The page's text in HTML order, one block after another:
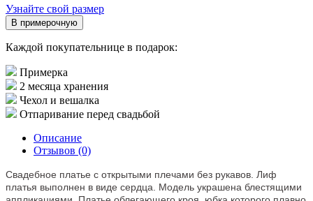
Узнайте свой размер
В примерочную
Каждой покупательнице в подарок:
Примерка
2 месяца хранения
Чехол и вешалка
Отпаривание перед свадьбой
Описание
Отзывов (0)
Свадебное платье с открытыми плечами без рукавов. Лиф
платья выполнен в виде сердца. Модель украшена блестящими